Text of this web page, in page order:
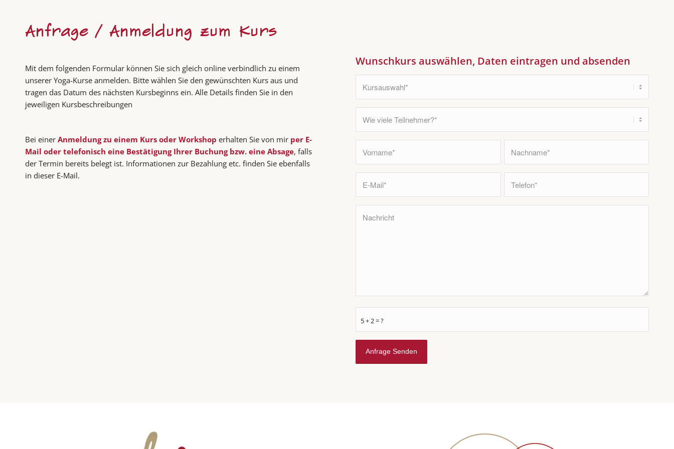
Anfrage / Anmeldung zum Kurs
Mit dem folgenden Formular können Sie sich gleich online verbindlich zu einem
unserer Yoga-Kurse anmelden. Bitte wählen Sie den gewünschten Kurs aus und
tragen das Datum des nächsten Kursbeginns ein. Alle Details finden Sie in den
jeweiligen Kursbeschreibungen
Bei einer Anmeldung zu einem Kurs oder Workshop erhalten Sie von mir per E-
Mail oder telefonisch eine Bestätigung Ihrer Buchung bzw. eine Absage, falls
der Termin bereits belegt ist. Informationen zur Bezahlung etc. finden Sie ebenfalls
in dieser E-Mail.
Wunschkurs auswählen, Daten eintragen und absenden
5 + 2 = ?